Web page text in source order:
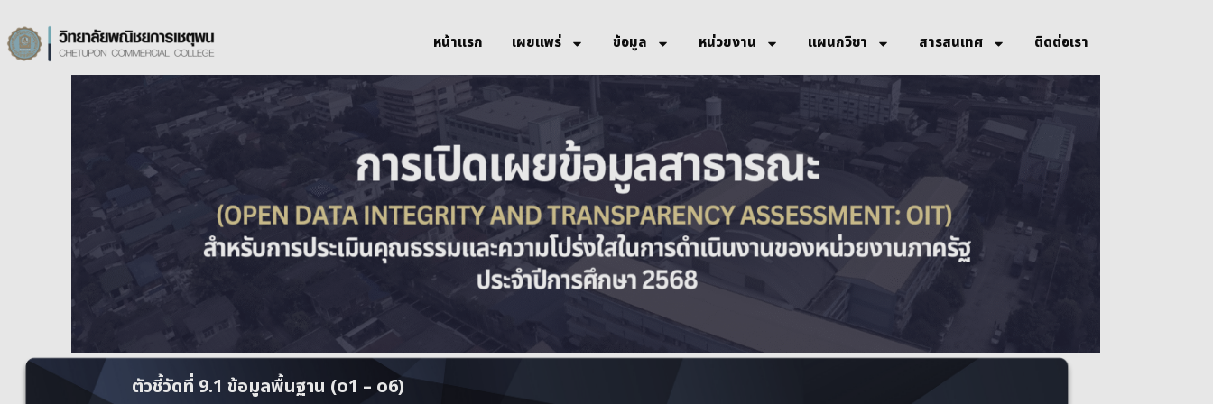
หน้าแรก เผยแพร่ ข้อมูล หน่วยงาน แผนกวิชา สารสนเทศ ติดต่อเรา
ตัวชี้วัดที่ 9.1 ข้อมูลพื้นฐาน (o1 – o6)